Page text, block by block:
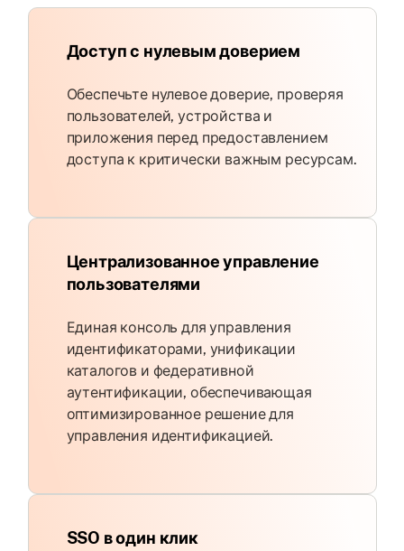
Доступ с нулевым доверием
Обеспечьте нулевое доверие, проверяя
пользователей, устройства и
приложения перед предоставлением
доступа к критически важным ресурсам.
Централизованное управление
пользователями
Единая консоль для управления
идентификаторами, унификации
каталогов и федеративной
аутентификации, обеспечивающая
оптимизированное решение для
управления идентификацией.
SSO в один клик